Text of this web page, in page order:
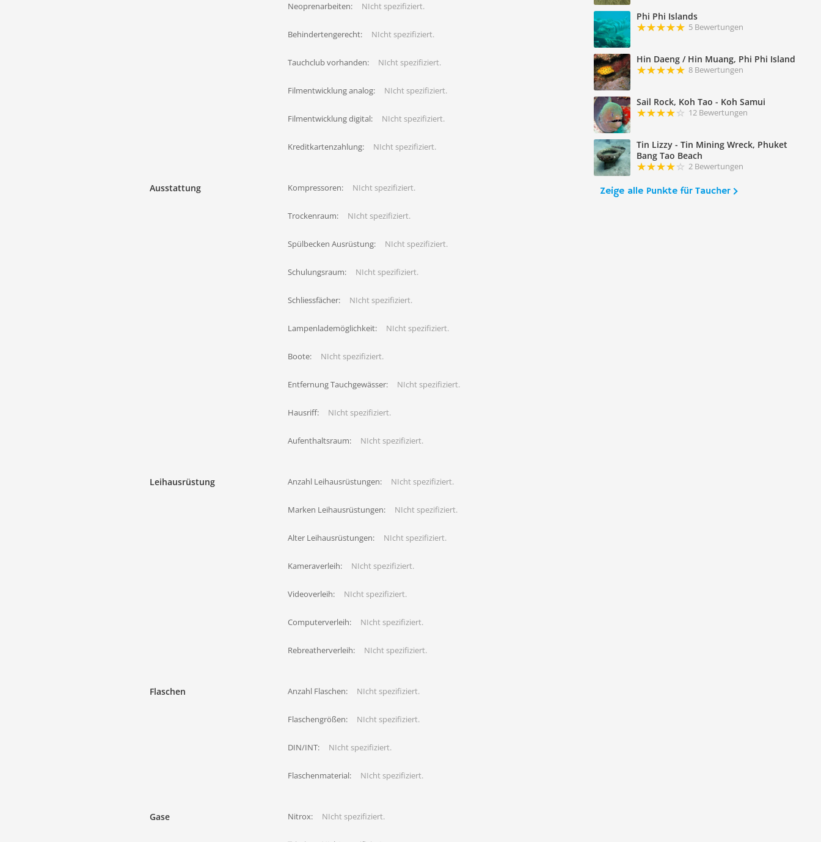
Phi Phi Islands
5 Bewertungen
Hin Daeng / Hin Muang, Phi Phi Island
8 Bewertungen
Sail Rock, Koh Tao - Koh Samui
12 Bewertungen
Tin Lizzy - Tin Mining Wreck, Phuket
Bang Tao Beach
2 Bewertungen
Zeige alle Punkte für Taucher
Neoprenarbeiten: NIcht spezifiziert.
Behindertengerecht: NIcht spezifiziert.
Tauchclub vorhanden: NIcht spezifiziert.
Filmentwicklung analog: NIcht spezifiziert.
Filmentwicklung digital: NIcht spezifiziert.
Kreditkartenzahlung: NIcht spezifiziert.
Ausstattung Kompressoren: NIcht spezifiziert.
Trockenraum: NIcht spezifiziert.
Spülbecken Ausrüstung: NIcht spezifiziert.
Schulungsraum: NIcht spezifiziert.
Schliessfächer: NIcht spezifiziert.
Lampenlademöglichkeit: NIcht spezifiziert.
Boote: NIcht spezifiziert.
Entfernung Tauchgewässer: NIcht spezifiziert.
Hausriff: NIcht spezifiziert.
Aufenthaltsraum: NIcht spezifiziert.
Leihausrüstung Anzahl Leihausrüstungen: NIcht spezifiziert.
Marken Leihausrüstungen: NIcht spezifiziert.
Alter Leihausrüstungen: NIcht spezifiziert.
Kameraverleih: NIcht spezifiziert.
Videoverleih: NIcht spezifiziert.
Computerverleih: NIcht spezifiziert.
Rebreatherverleih: NIcht spezifiziert.
Flaschen Anzahl Flaschen: NIcht spezifiziert.
Flaschengrößen: NIcht spezifiziert.
DIN/INT: NIcht spezifiziert.
Flaschenmaterial: NIcht spezifiziert.
Gase Nitrox: NIcht spezifiziert.